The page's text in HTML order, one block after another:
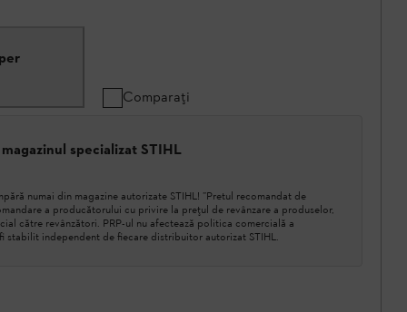
Comparați
specializat STIHL
numai din magazine autorizate STIHL! ”Pretul recomandat de
a producătorului cu privire la prețul de revânzare a produselor,
către revânzători. PRP-ul nu afectează politica comercială a
independent de fiecare distribuitor autorizat STIHL.